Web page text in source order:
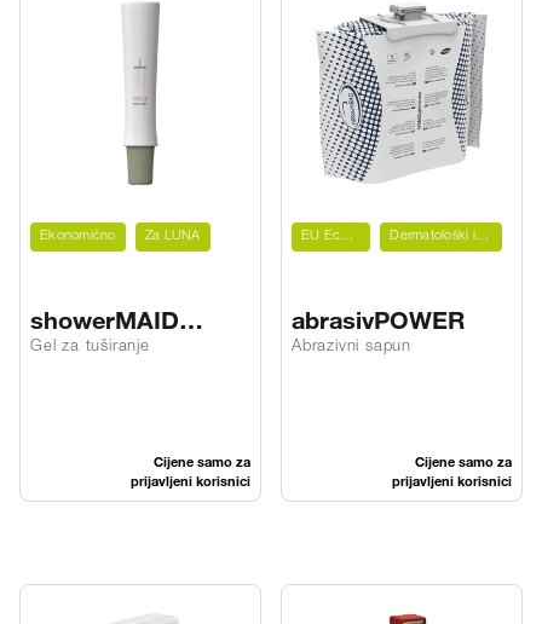
Ekonomično Za LUNA
showerMAID
hair&BODY asia
Gel za tuširanje
Cijene samo za
prijavljeni korisnici
EU Ecolabel Dermatološki ispitano
abrasivPOWER
Abrazivni sapun
Cijene samo za
prijavljeni korisnici